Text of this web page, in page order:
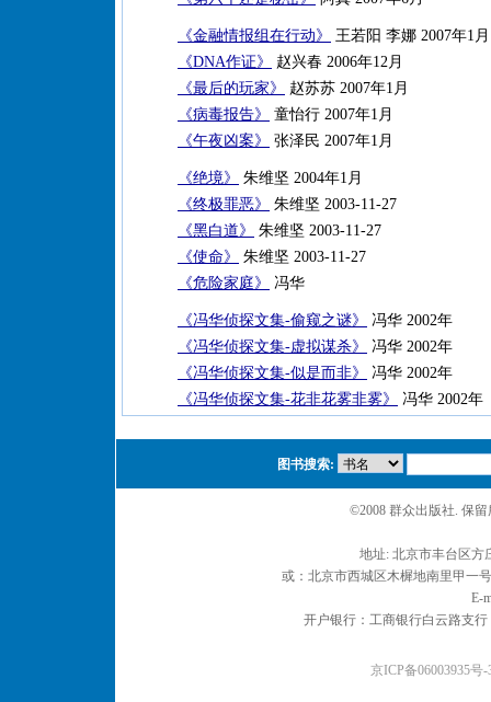
《金融情报组在行动》
王若阳 李娜 2007年1月
《DNA作证》
赵兴春 2006年12月
《最后的玩家》
赵苏苏 2007年1月
《病毒报告》
童怡行 2007年1月
《午夜凶案》
张泽民 2007年1月
《绝境》
朱维坚 2004年1月
《终极罪恶》
朱维坚 2003-11-27
《黑白道》
朱维坚 2003-11-27
《使命》
朱维坚 2003-11-27
《危险家庭》
冯华
《冯华侦探文集-偷窥之谜》
冯华 2002年
《冯华侦探文集-虚拟谋杀》
冯华 2002年
《冯华侦探文集-似是而非》
冯华 2002年
《冯华侦探文集-花非花雾非雾》
冯华 2002年
图书搜索:
©2008 群众出版社. 保
地址: 北京市丰台区
或：北京市西城区木樨地南里甲一
E-
开户银行：工商银行白云路支
京ICP备06003935号-